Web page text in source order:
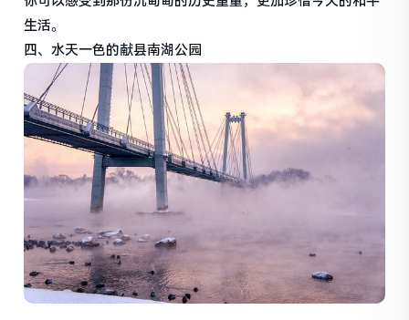
生活。
四、水天一色的献县南湖公园